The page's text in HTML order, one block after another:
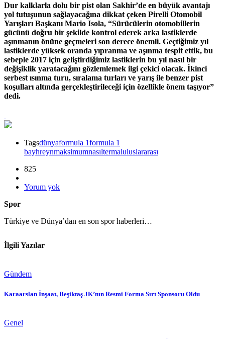
Dur kalklarla dolu bir pist olan Sakhir’de en büyük avantajı
yol tutuşunun sağlayacağına dikkat çeken Pirelli Otomobil
Yarışları Başkanı Mario Isola, “Sürücülerin otomobillerin
gücünü doğru bir şekilde kontrol ederek arka lastiklerde
aşınmanın önüne geçmeleri son derece önemli. Geçtiğimiz yıl
lastiklerde yüksek oranda yıpranma ve aşınma tespit ettik, bu
sebeple 2017 için geliştirdiğimiz lastiklerin bu yıl nasıl bir
değişiklik yaratacağını gözlemlemek ilgi çekici olacak. İkinci
serbest ısınma turu, sıralama turları ve yarış ile benzer pist
koşulları altında gerçekleştirileceği için özellikle önem taşıyor”
dedi.
Tagsdünyaformula 1formula 1
bayhreynmaksimumnasıltermaluluslararası
825
Yorum yok
Spor
Türkiye ve Dünya’dan en son spor haberleri…
İlgili Yazılar
Gündem
Karaarslan İnşaat, Beşiktaş JK’nın Resmi Forma Sırt Sponsoru Oldu
Genel